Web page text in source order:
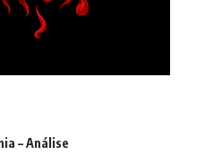
– Análise